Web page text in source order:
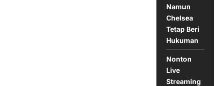
Namun
Chelsea
Tetap Beri
Hukuman
Nonton
Live
Streaming